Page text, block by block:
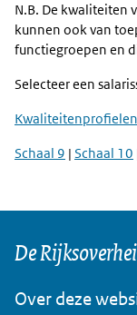
N.B. De kwaliteiten
kunnen ook van
functiegroepen en
Selecteer een
Schaal 9 | Schaal 10
De
Over deze